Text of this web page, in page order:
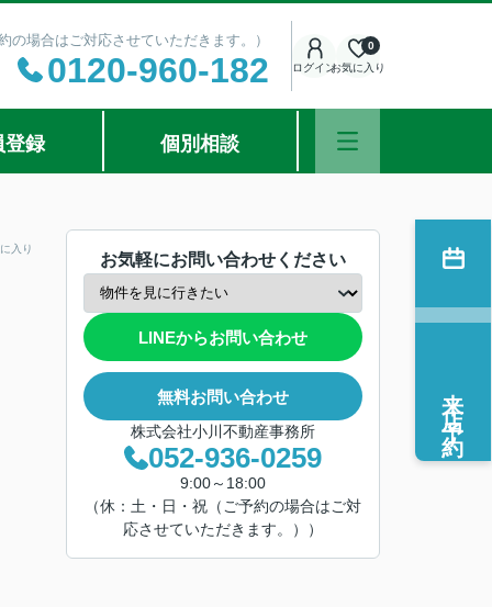
場合はご対応させていただきます。）
0120-960-182 ログインお気に入り
0
登録 個別相談
入り
お気軽にお問い合わせください
LINEからお問い合わせ
無料お問い合わせ
株式会社小川不動産事務所
052-936-0259
9:00～18:00
（休：土・日・祝（ご予約の場合はご対
応させていただきます。））
来店予約